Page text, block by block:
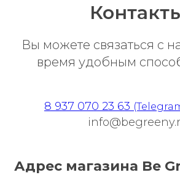
Вы можете связаться с
время удобным
8 937 070 23 63
Адрес магазина Be